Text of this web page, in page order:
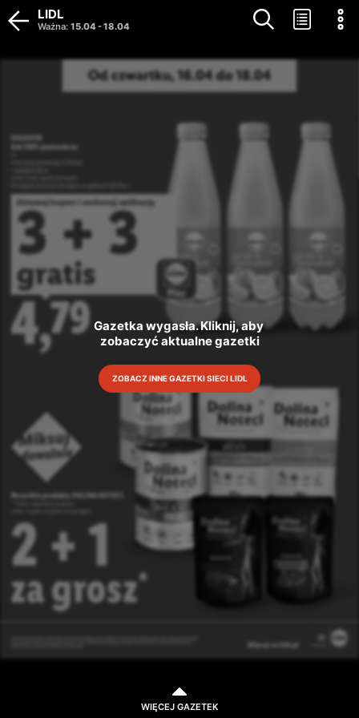
Gazetka wygasła. Kliknij, aby
zobaczyć aktualne gazetki
ZOBACZ INNE GAZETKI SIECI LIDL
LIDL
Ważna: 15.04-18.04
WIĘCEJ GAZETEK